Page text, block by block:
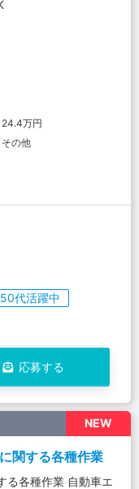
24.4万円
その他
代活躍中
応募する
NEW
関する各種作業
る各種作業 自動車エ